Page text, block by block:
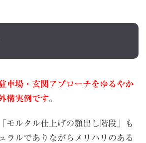
車場・玄関アプローチをゆるやか
構実例です。
モルタル仕上げの顎出し階段」も
ラルでありながらメリハリのある